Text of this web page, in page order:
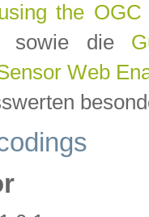
the
sowie die
Web